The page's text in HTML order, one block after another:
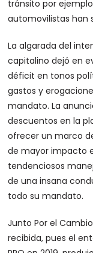
tránsito por
automovilistas han
La algarada del
capitalino dejó en
déficit en tonos
gastos y
mandato. La
descuentos en la
ofrecer un marco
de mayor impacto
tendenciosos
de una insana
todo su mandato.
Junto Por el
recibida, pues el